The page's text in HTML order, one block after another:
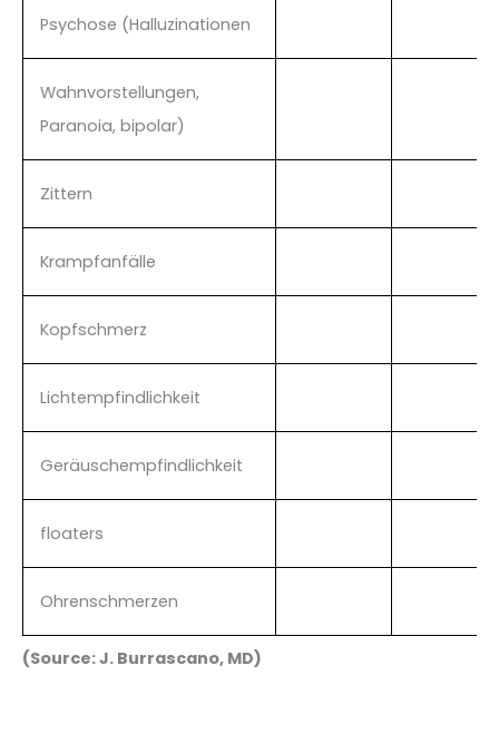
Psychose (Halluzinationen
Wahnvorstellungen,
Paranoia, bipolar)
Zittern
Krampfanfälle
Kopfschmerz
Lichtempfindlichkeit
Geräuschempfindlichkeit
floaters
Ohrenschmerzen
(Source: J. Burrascano, MD)